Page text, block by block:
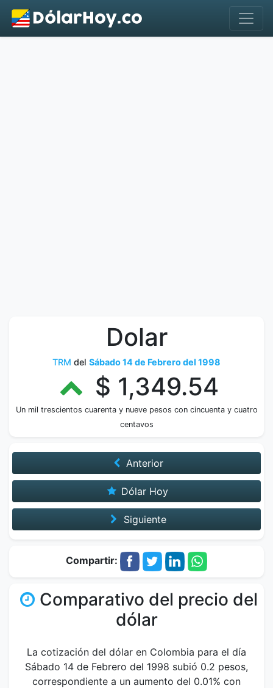
Dolar
TRM del Sábado 14 de Febrero del 1998
$ 1,349.54
Un mil trescientos cuarenta y nueve pesos con cincuenta y cuatro
centavos
Anterior
Dólar Hoy
Siguiente
Compartir:
Comparativo del precio del
dólar
La cotización del dólar en Colombia para el día
Sábado 14 de Febrero del 1998 subió 0.2 pesos,
correspondiente a un aumento del 0.01% con